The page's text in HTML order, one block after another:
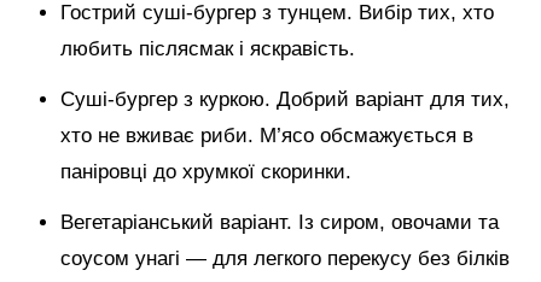
Гострий суші-бургер з тунцем. Вибір тих, хто
любить післясмак і яскравість.
Суші-бургер з куркою. Добрий варіант для тих,
хто не вживає риби. М’ясо обсмажується в
паніровці до хрумкої скоринки.
Вегетаріанський варіант. Із сиром, овочами та
соусом унагі — для легкого перекусу без білків